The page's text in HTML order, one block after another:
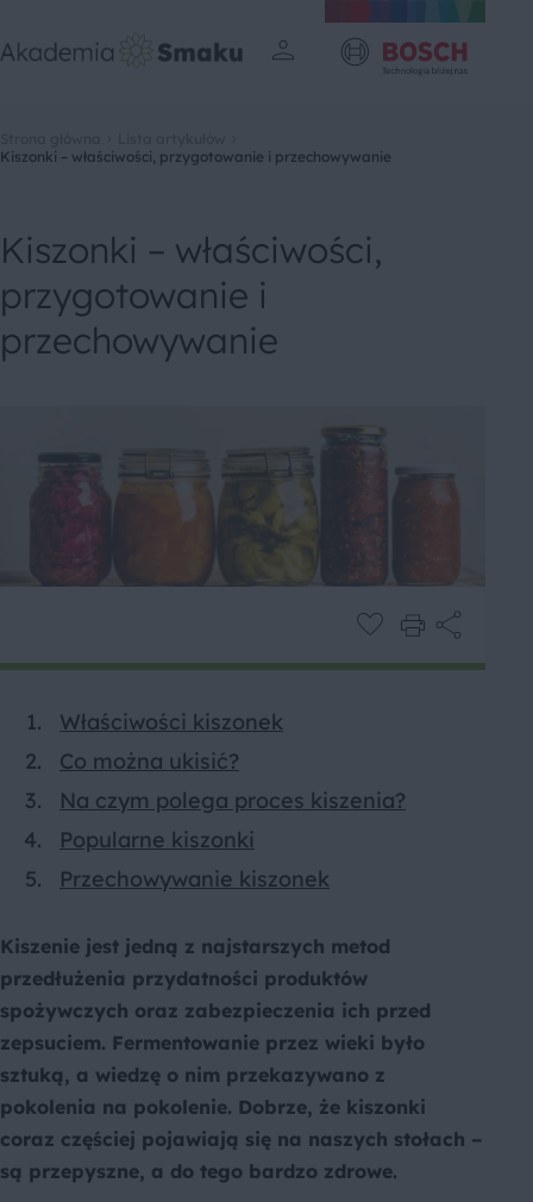
Kiszonki – właściwości, przygotowanie i przechowywanie
Kiszonki – właściwości,
przygotowanie i
przechowywanie
Właściwości kiszonek
Co można ukisić?
Na czym polega proces kiszenia?
Popularne kiszonki
Przechowywanie kiszonek
Kiszenie jest jedną z najstarszych metod
przedłużenia przydatności produktów
spożywczych oraz zabezpieczenia ich przed
zepsuciem. Fermentowanie przez wieki było
sztuką, a wiedzę o nim przekazywano z
pokolenia na pokolenie. Dobrze, że kiszonki
coraz częściej pojawiają się na naszych stołach –
są przepyszne, a do tego bardzo zdrowe.